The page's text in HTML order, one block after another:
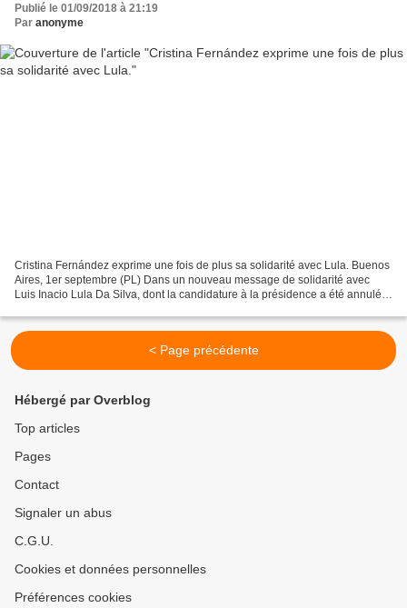
Publié le 01/09/2018 à 21:19
Par anonyme
Cristina Fernández exprime une fois de plus sa solidarité avec Lula. Buenos
Aires, 1er septembre (PL) Dans un nouveau message de solidarité avec
Luis Inacio Lula Da Silva, dont la candidature à la présidence a été annulée
< Page précédente
Hébergé par Overblog
Top articles
Pages
Contact
Signaler un abus
C.G.U.
Cookies et données personnelles
Préférences cookies